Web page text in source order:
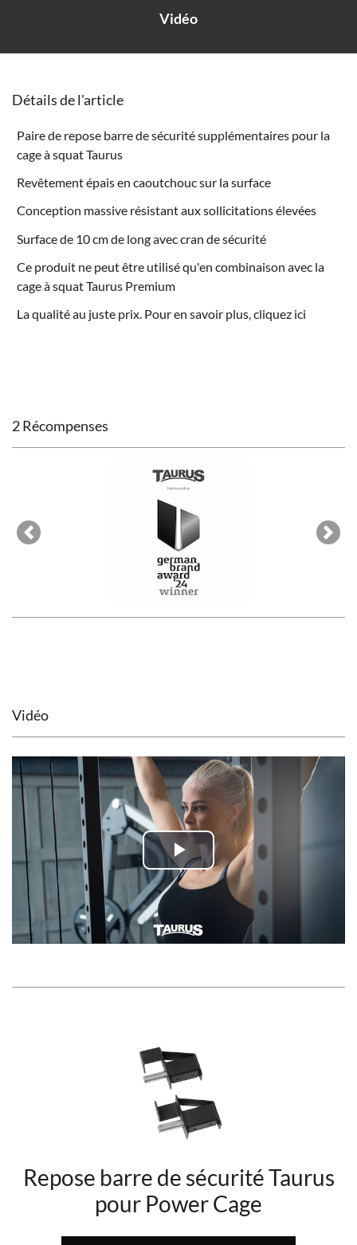
Vidéo
Détails de l'article
Paire de repose barre de sécurité supplémentaires pour la
cage à squat Taurus
Revêtement épais en caoutchouc sur la surface
Conception massive résistant aux sollicitations élevées
Surface de 10 cm de long avec cran de sécurité
Ce produit ne peut être utilisé qu'en combinaison avec la
cage à squat Taurus Premium
La qualité au juste prix. Pour en savoir plus, cliquez ici
2 Récompenses
Previous Next
Vidéo
Play
Video
Repose barre de sécurité Taurus
pour Power Cage